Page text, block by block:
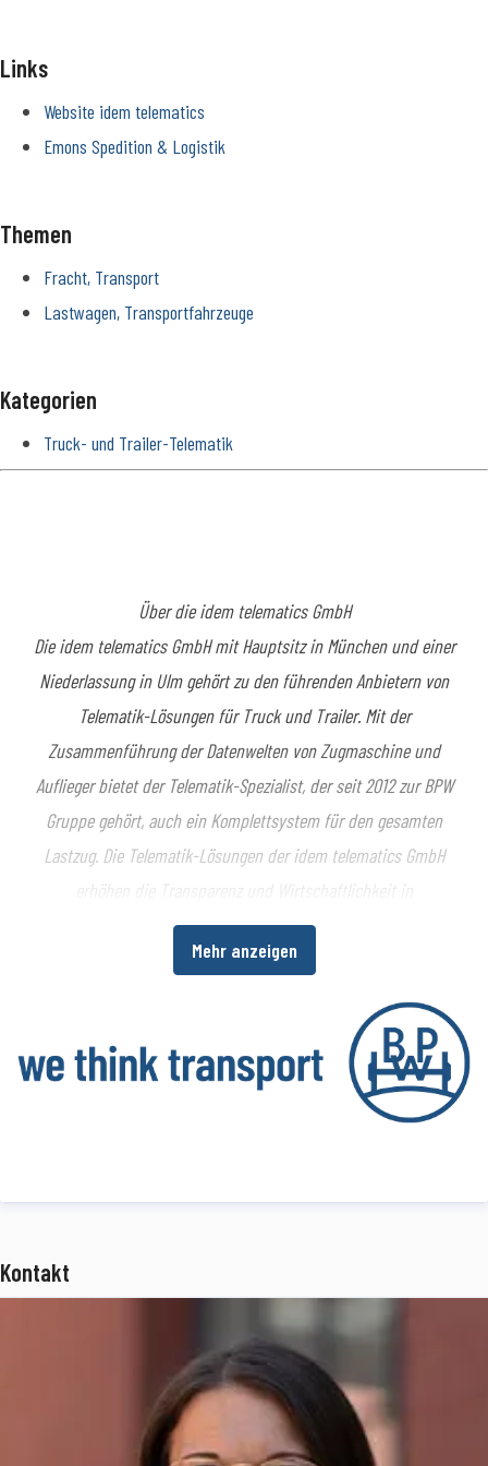
Links
Website idem telematics
Emons Spedition & Logistik
Themen
Fracht, Transport
Lastwagen, Transportfahrzeuge
Kategorien
Truck- und Trailer-Telematik
Über die idem telematics GmbH
Die idem telematics GmbH mit Hauptsitz in München und einer
Niederlassung in Ulm gehört zu den führenden Anbietern von
Telematik-Lösungen für Truck und Trailer. Mit der
Zusammenführung der Datenwelten von Zugmaschine und
Auflieger bietet der Telematik-Spezialist, der seit 2012 zur BPW
Gruppe gehört, auch ein Komplettsystem für den gesamten
Lastzug. Die Telematik-Lösungen der idem telematics GmbH
erhöhen die Transparenz und Wirtschaftlichkeit in
Transportprozessen von Fahrzeugbetreibern und leisten damit
einen bedeutenden Beitrag zur Umsetzung der
www.idemtelematics.com
Über die BPW Gruppe
bietet innovative Lösungen aus einer Hand. Das Portfolio reicht von
über Verschließsysteme und Aufbautentechnik (Hestal),
Teknik) bis hin zu benutzerfreundlichen Telematik-Anwendungen
für Truck und Trailer (idem telematics). Die Technologien und
Dienstleistungen der BPW Gruppe ermöglichen wirtschaftliche
Produktionsabläufe bei den Herstellern und schaffen höchste
Mehr anzeigen
Kontakt